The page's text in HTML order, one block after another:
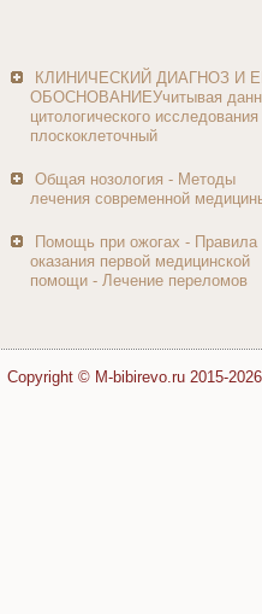
КЛИНИЧЕСКИЙ ДИАГНОЗ И
ОБОСНОВАНИЕУчитывая
цитологического исследования
плоскоклеточный
Общая нозология - Методы
лечения современной
Помощь при ожогах - Правила
оказания первой медицинской
помощи - Лечение переломов
Copyright © M-bibirevo.ru 2015-